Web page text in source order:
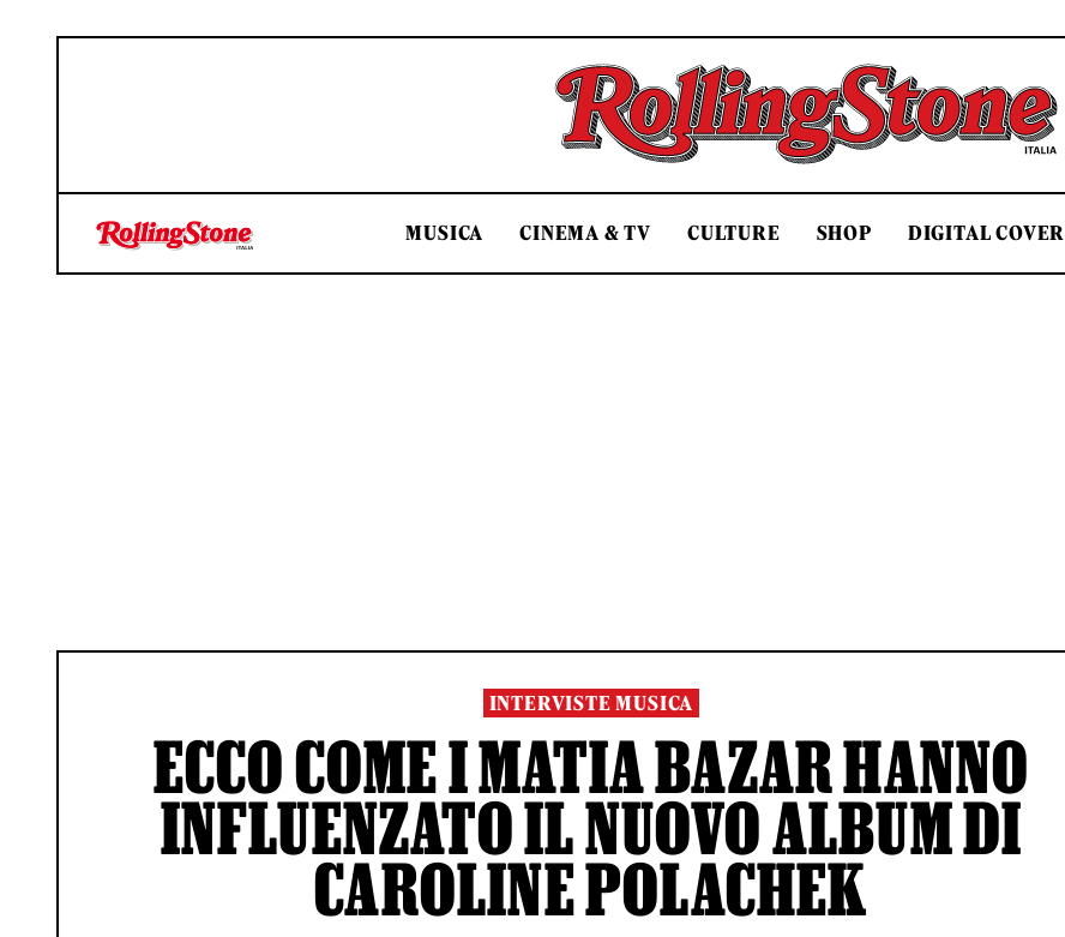
Rolling Stone Italia
MUSICA CINEMA & TV CULTURE SHOP DIGITAL COVER
INTERVISTE MUSICA
ECCO COME I MATIA BAZAR HANNO
INFLUENZATO IL NUOVO ALBUM DI
CAROLINE POLACHEK